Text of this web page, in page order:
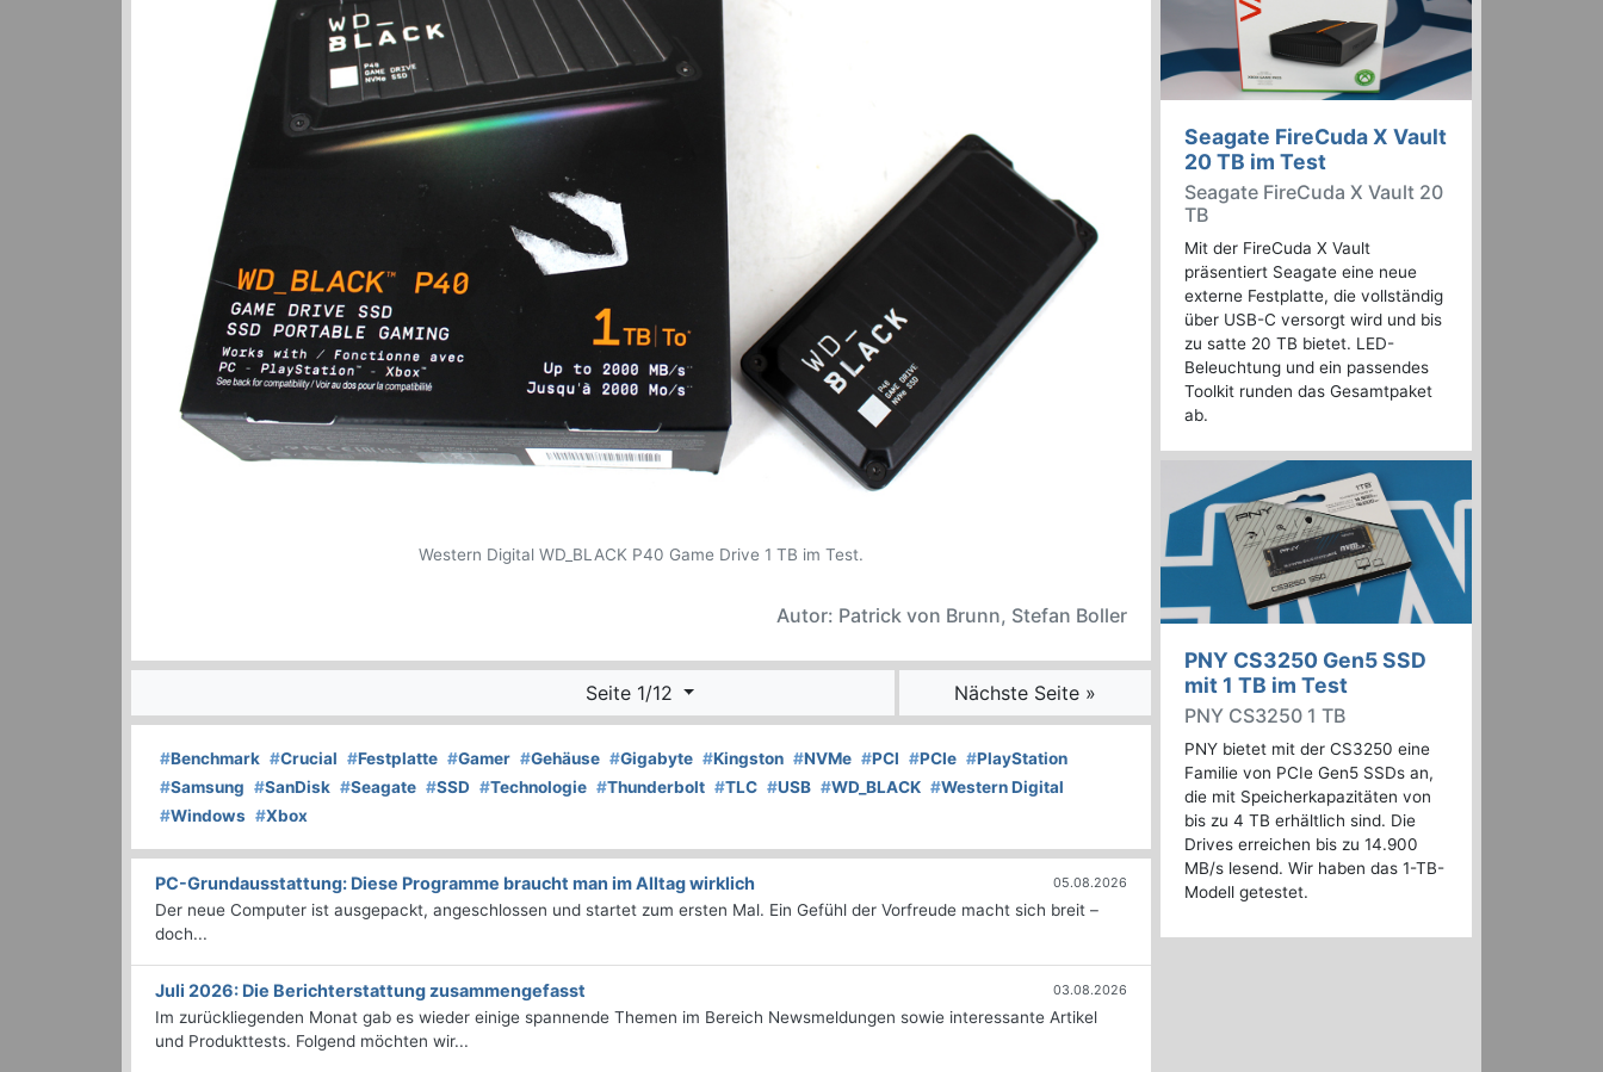
Western Digital WD_BLACK P40 Game Drive 1 TB im Test.
Autor: Patrick von Brunn, Stefan Boller
Seite 1/12 Nächste Seite »
#Benchmark #Crucial #Festplatte #Gamer #Gehäuse #Gigabyte #Kingston #NVMe #PCI #PCIe #PlayStation
#Samsung #SanDisk #Seagate #SSD #Technologie #Thunderbolt #TLC #USB #WD_BLACK #Western Digital
#Windows #Xbox
PC-Grundausstattung: Diese Programme braucht man im Alltag wirklich 05.08.2026
Der neue Computer ist ausgepackt, angeschlossen und startet zum ersten Mal. Ein Gefühl der Vorfreude macht sich breit –
doch...
Juli 2026: Die Bericht­erstattung zusammengefasst 03.08.2026
Im zurückliegenden Monat gab es wieder einige spannende Themen im Bereich Newsmeldungen sowie interessante Artikel
und Produkttests. Folgend möchten wir...
Seagate FireCuda X Vault
20 TB im Test
Seagate FireCuda X Vault 20
TB
Mit der FireCuda X Vault
präsentiert Seagate eine neue
externe Festplatte, die vollständig
über USB-C versorgt wird und bis
zu satte 20 TB bietet. LED-
Beleuchtung und ein passendes
Toolkit runden das Gesamtpaket
ab.
PNY CS3250 Gen5 SSD
mit 1 TB im Test
PNY CS3250 1 TB
PNY bietet mit der CS3250 eine
Familie von PCIe Gen5 SSDs an,
die mit Speicherkapazitäten von
bis zu 4 TB erhältlich sind. Die
Drives erreichen bis zu 14.900
MB/s lesend. Wir haben das 1-TB-
Modell getestet.